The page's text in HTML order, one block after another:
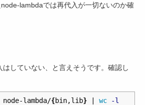
lambdaでは再代入が一切ないのか確
はしていない、と言えそうです。確認し
node-lambda/{bin,lib} | wc
-l